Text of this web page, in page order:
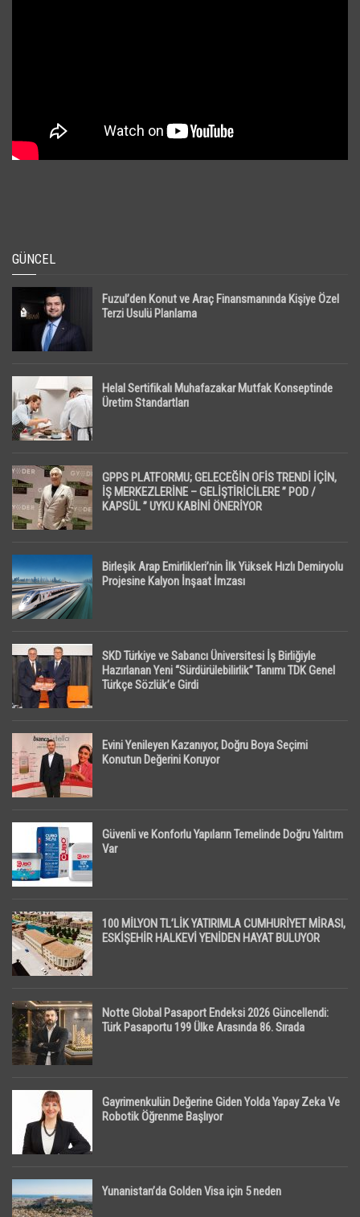
GÜNCEL
Fuzul’den Konut ve Araç Finansmanında Kişiye Özel
Terzi Usulü Planlama
Helal Sertifikalı Muhafazakar Mutfak Konseptinde
Üretim Standartları
GPPS PLATFORMU; GELECEĞİN OFİS TRENDİ İÇİN,
İŞ MERKEZLERİNE – GELİŞTİRİCİLERE ” POD /
KAPSÜL ” UYKU KABİNİ ÖNERİYOR
Birleşik Arap Emirlikleri’nin İlk Yüksek Hızlı Demiryolu
Projesine Kalyon İnşaat İmzası
SKD Türkiye ve Sabancı Üniversitesi İş Birliğiyle
Hazırlanan Yeni “Sürdürülebilirlik” Tanımı TDK Genel
Türkçe Sözlük’e Girdi
Evini Yenileyen Kazanıyor, Doğru Boya Seçimi
Konutun Değerini Koruyor
Güvenli ve Konforlu Yapıların Temelinde Doğru Yalıtım
Var
100 MİLYON TL’LİK YATIRIMLA CUMHURİYET MİRASI,
ESKİŞEHİR HALKEVİ YENİDEN HAYAT BULUYOR
Notte Global Pasaport Endeksi 2026 Güncellendi:
Türk Pasaportu 199 Ülke Arasında 86. Sırada
Gayrimenkulün Değerine Giden Yolda Yapay Zeka Ve
Robotik Öğrenme Başlıyor
Yunanistan’da Golden Visa için 5 neden